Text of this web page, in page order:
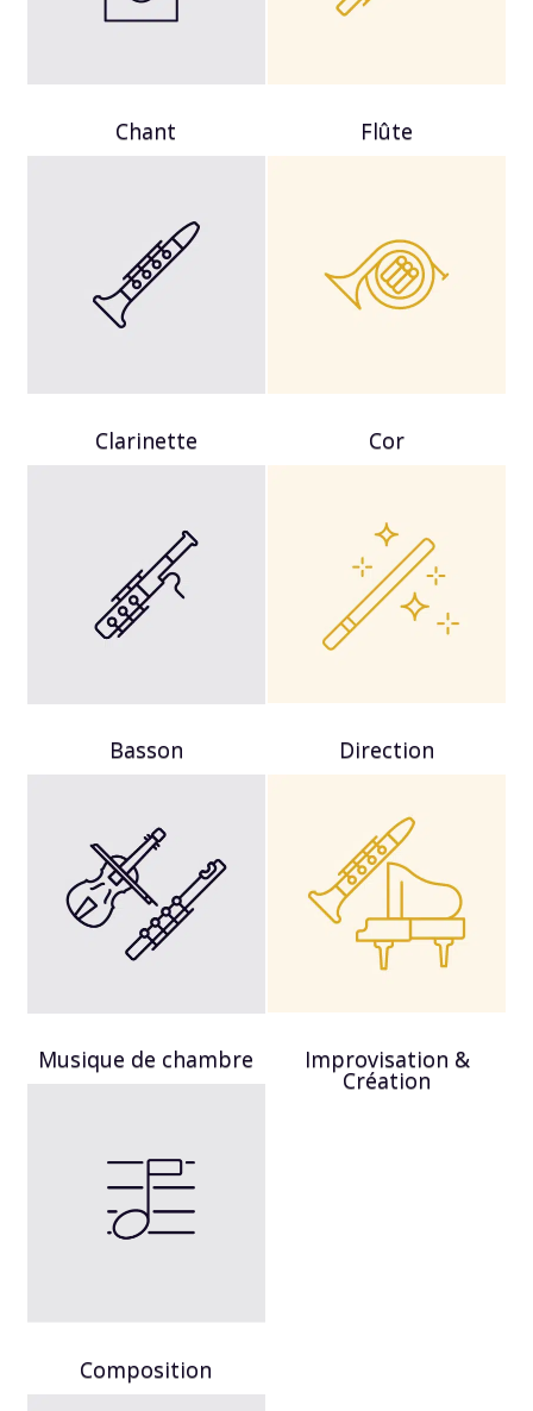
Chant
Clarinette
Basson
Musique de chambre
Composition
Flûte
Cor
Direction
Improvisation &
Création